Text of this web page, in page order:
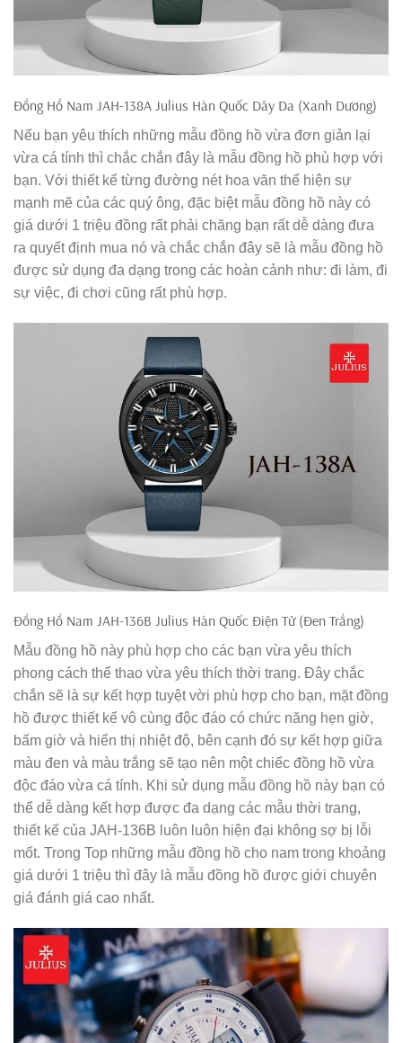
Đồng Hồ Nam JAH-138A Julius Hàn Quốc Dây Da (Xanh Dương)
Nếu bạn yêu thích những mẫu đồng hồ vừa đơn giản lại
vừa cá tính thì chắc chắn đây là mẫu đồng hồ phù hợp với
bạn. Với thiết kế từng đường nét hoa văn thể hiện sự
mạnh mẽ của các quý ông, đặc biệt mẫu đồng hồ này có
giá dưới 1 triệu đồng rất phải chăng bạn rất dễ dàng đưa
ra quyết định mua nó và chắc chắn đây sẽ là mẫu đồng hồ
được sử dụng đa dạng trong các hoàn cảnh như: đi làm, đi
sự việc, đi chơi cũng rất phù hợp.
Đồng Hồ Nam JAH-136B Julius Hàn Quốc Điện Tử (Đen Trắng)
Mẫu đồng hồ này phù hợp cho các bạn vừa yêu thích
phong cách thể thao vừa yêu thích thời trang. Đây chắc
chắn sẽ là sự kết hợp tuyệt vời phù hợp cho bạn, mặt đồng
hồ được thiết kế vô cùng độc đáo có chức năng hẹn giờ,
bấm giờ và hiển thị nhiệt độ, bên cạnh đó sự kết hợp giữa
màu đen và màu trắng sẽ tạo nên một chiếc đồng hồ vừa
độc đáo vừa cá tính. Khi sử dụng mẫu đồng hồ này bạn có
thể dễ dàng kết hợp được đa dạng các mẫu thời trang,
thiết kế của JAH-136B luôn luôn hiện đại không sợ bị lỗi
mốt. Trong Top những mẫu đồng hồ cho nam trong khoảng
giá dưới 1 triệu thì đây là mẫu đồng hồ được giới chuyên
giá đánh giá cao nhất.